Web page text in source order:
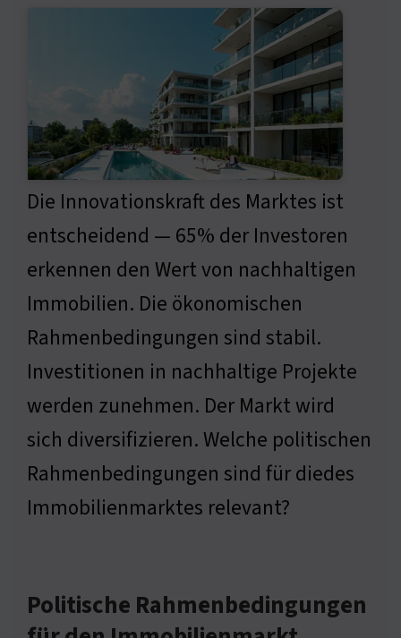
Die Innovationskraft des Marktes ist
entscheidend — 65% der Investoren
erkennen den Wert von nachhaltigen
Immobilien. Die ökonomischen
Rahmenbedingungen sind stabil.
Investitionen in nachhaltige Projekte
werden zunehmen. Der Markt wird
sich diversifizieren. Welche politischen
Rahmenbedingungen sind für diedes
Immobilienmarktes relevant?
Politische Rahmenbedingungen